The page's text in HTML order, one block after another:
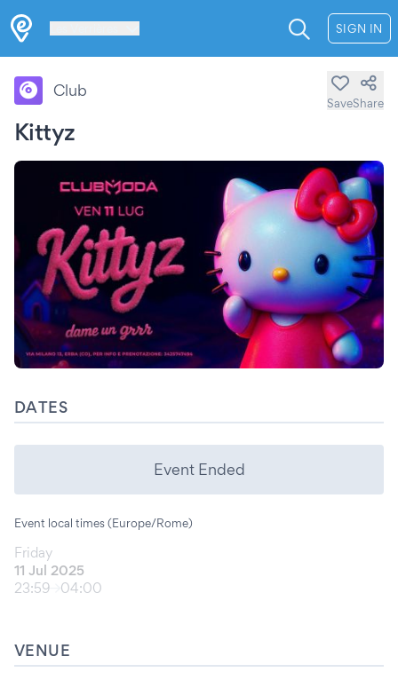
SIGN IN
Kittyz
Club
SaveShare
DATES
Event Ended
Event local times (Europe/Rome)
Friday
11 Jul 2025
23:59
04:00
VENUE